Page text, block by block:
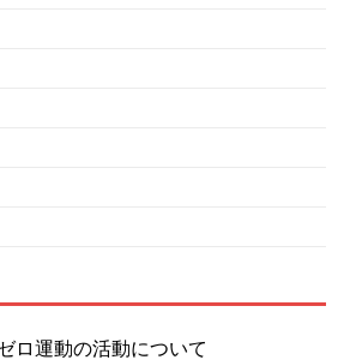
ロ運動の活動について